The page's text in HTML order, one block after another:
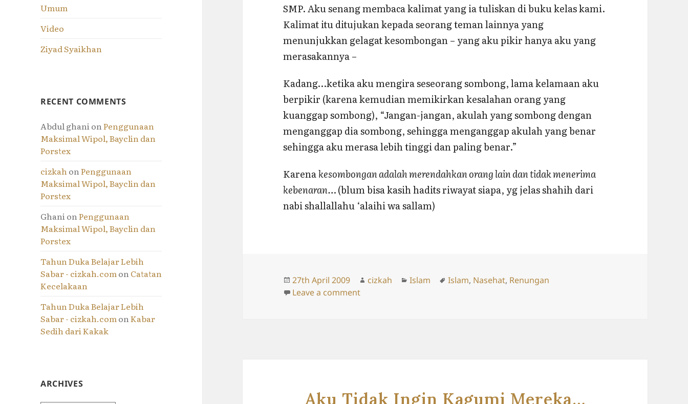
Umum
Video
Ziyad Syaikhan
RECENT COMMENTS
Abdul ghanionPenggunaan
Maksimal Wipol, Bayclin dan
Porstex
cizkahonPenggunaan
Maksimal Wipol, Bayclin dan
Porstex
GhanionPenggunaan
Maksimal Wipol, Bayclin dan
Porstex
Tahun Duka Belajar Lebih
Sabar - cizkah.comonCatatan
Kecelakaan
Tahun Duka Belajar Lebih
Sabar - cizkah.comonKabar
Sedih dari Kakak
ARCHIVES
SMP. Aku senang membaca kalimat yang ia tuliskan di buku kelas kami.
Kalimat itu ditujukan kepada seorang teman lainnya yang
menunjukkan gelagat kesombongan – yang aku pikir hanya aku yang
merasakannya –
Kadang…ketika aku mengira seseorang sombong, lama kelamaan aku
berpikir (karena kemudian memikirkan kesalahan orang yang
kuanggap sombong), “Jangan-jangan, akulah yang sombong dengan
menganggap dia sombong, sehingga menganggap akulah yang benar
sehingga aku merasa lebih tinggi dan paling benar.”
Karenakesombongan adalah merendahkan orang lain dan tidak menerima
kebenaran…(blum bisa kasih hadits riwayat siapa, yg jelas shahih dari
nabi shallallahu ‘alaihi wa sallam)
Posted
on
27th April 2009 Author
cizkah Categories
Islam Tags
Islam, Nasehat, Renungan
Leave a commenton Di Atas Langit Ada Langit
Aku Tidak Ingin Kagumi Mereka…